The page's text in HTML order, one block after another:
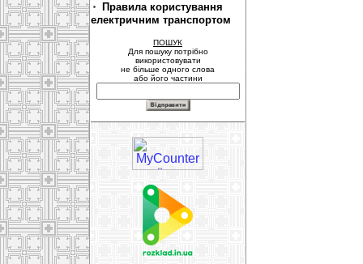
Правила користування
електричним транспортом
ПОШУК
Для пошуку потрібно
використовувати
не більше одного слова
або його частини